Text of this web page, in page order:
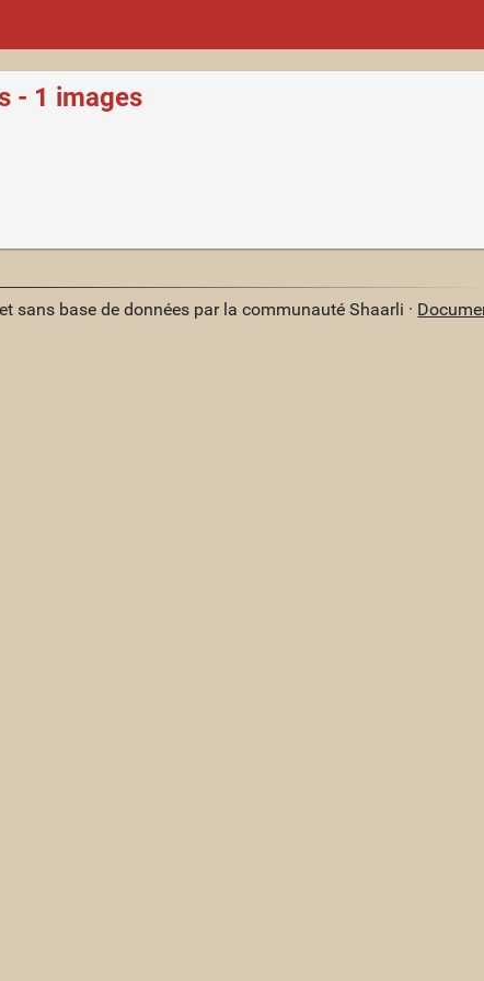
- 1 images
sans base de données par la communauté Shaarli ·